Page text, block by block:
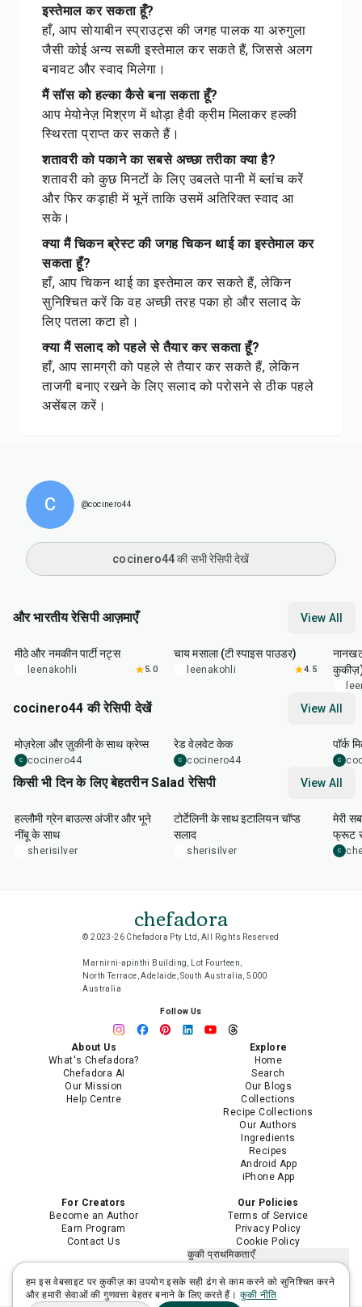
इस्तेमाल कर सकता हूँ?
हाँ, आप सोयाबीन स्प्राउट्स की जगह पालक या अरुगुला
जैसी कोई अन्य सब्जी इस्तेमाल कर सकते हैं, जिससे अलग
बनावट और स्वाद मिलेगा।
मैं सॉस को हल्का कैसे बना सकता हूँ?
आप मेयोनेज़ मिश्रण में थोड़ा हैवी क्रीम मिलाकर हल्की
स्थिरता प्राप्त कर सकते हैं।
शतावरी को पकाने का सबसे अच्छा तरीका क्या है?
शतावरी को कुछ मिनटों के लिए उबलते पानी में ब्लांच करें
और फिर कड़ाही में भूनें ताकि उसमें अतिरिक्त स्वाद आ
सके।
क्या मैं चिकन ब्रेस्ट की जगह चिकन थाई का इस्तेमाल कर
सकता हूँ?
हाँ, आप चिकन थाई का इस्तेमाल कर सकते हैं, लेकिन
सुनिश्चित करें कि वह अच्छी तरह पका हो और सलाद के
लिए पतला कटा हो।
क्या मैं सलाद को पहले से तैयार कर सकता हूँ?
हाँ, आप सामग्री को पहले से तैयार कर सकते हैं, लेकिन
ताजगी बनाए रखने के लिए सलाद को परोसने से ठीक पहले
असेंबल करें।
C @cocinero44
cocinero44 की सभी रेसिपी देखें
और भारतीय रेसिपी आज़माएँ View All
15 min
मीठे और नमकीन पार्टी नट्स
leenakohli 5.0
चाय मसाला (टी स्पाइस पाउडर)
leenakohli 4.5
cocinero44 की रेसिपी देखें View All
मोज़रेला और ज़ुकीनी के साथ क्रेप्स
C cocinero44
रेड वेलवेट केक
C cocinero44
पॉर्क
C
किसी भी दिन के लिए बेहतरीन Salad रेसिपी View All
40
हल्लौमी ग्रेन बाउल्स अंजीर और भूने
नींबू के साथ
sherisilver
25 min
टोर्टेलिनी के साथ इटालियन चॉप्ड
सलाद
sherisilver
मेरी
फ्रूट
C
chefadora
© 2023-26 Chefadora Pty Ltd, All Rights Reserved
Marnirni-apinthi Building, Lot Fourteen,
North Terrace, Adelaide, South Australia, 5000
Australia
Follow Us
About Us
What's Chefadora?
Chefadora AI
Our Mission
Help Centre
Explore
Home
Search
Our Blogs
Collections
Recipe Collections
Our Authors
Ingredients
Recipes
Android App
iPhone App
For Creators
Become an Author
Earn Program
Contact Us
Our Policies
Terms of Service
Privacy Policy
Cookie Policy
कुकी प्राथमिकताएँ
मेरी संवेदनशील निजी जानकारी का उपयोग
सीमित करें
हम इस वेबसाइट पर कुकीज़ का उपयोग इसके सही ढंग से काम करने को सुनिश्चित करने
और हमारी सेवाओं की गुणवत्ता बेहतर बनाने के लिए करते हैं। कुकी नीति